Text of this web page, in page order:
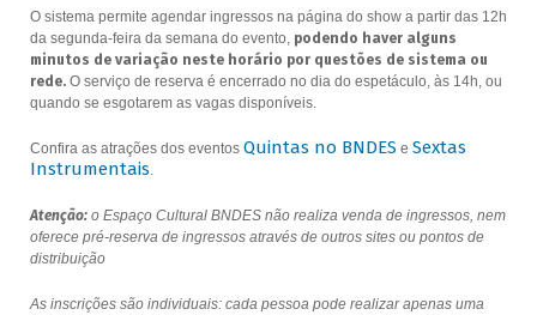
O sistema permite agendar ingressos na página do show a partir das 12h
da segunda-feira da semana do evento, podendo haver alguns
minutos de variação neste horário por questões de sistema ou
rede.O serviço de reserva é encerrado no dia do espetáculo, às 14h, ou
quando se esgotarem as vagas disponíveis.
Confira as atrações dos eventos Quintas no BNDES e Sextas
Instrumentais.
Atenção:o Espaço Cultural BNDES não realiza venda de ingressos, nem
oferece pré-reserva de ingressos através de outros sites ou pontos de
distribuição
As inscrições são individuais: cada pessoa pode realizar apenas uma